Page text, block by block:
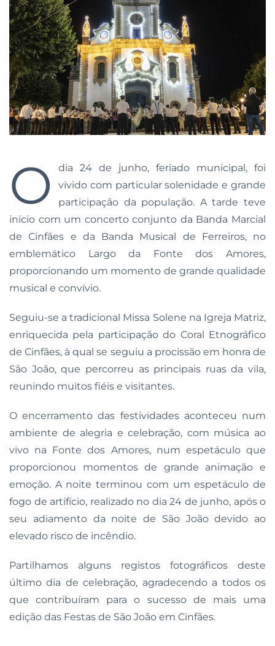
O
dia 24 de junho, feriado municipal, foi
vivido com particular solenidade e grande
participação da população. A tarde teve
início com um concerto conjunto da Banda Marcial
de Cinfães e da Banda Musical de Ferreiros, no
emblemático Largo da Fonte dos Amores,
proporcionando um momento de grande qualidade
musical e convívio.
Seguiu-se a tradicional Missa Solene na Igreja Matriz,
enriquecida pela participação do Coral Etnográfico
de Cinfães, à qual se seguiu a procissão em honra de
São João, que percorreu as principais ruas da vila,
reunindo muitos fiéis e visitantes.
O encerramento das festividades aconteceu num
ambiente de alegria e celebração, com música ao
vivo na Fonte dos Amores, num espetáculo que
proporcionou momentos de grande animação e
emoção. A noite terminou com um espetáculo de
fogo de artifício, realizado no dia 24 de junho, após o
seu adiamento da noite de São João devido ao
elevado risco de incêndio.
Partilhamos alguns registos fotográficos deste
último dia de celebração, agradecendo a todos os
que contribuíram para o sucesso de mais uma
edição das Festas de São João em Cinfães.